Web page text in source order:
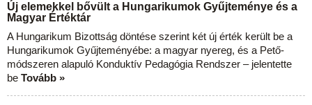
Új elemekkel bővült a Hungarikumok Gyűjteménye és a
Magyar Értéktár
A Hungarikum Bizottság döntése szerint két új érték került be a
Hungarikumok Gyűjteményébe: a magyar nyereg, és a Pető-
módszeren alapuló Konduktív Pedagógia Rendszer – jelentette
be Tovább »